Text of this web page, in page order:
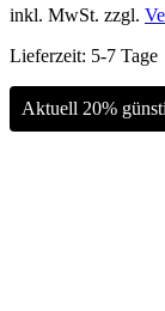
inkl. MwSt. zzgl.
Lieferzeit: 5-7 Tage
Aktuell 20%